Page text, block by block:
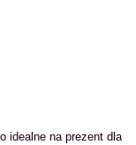
idealne na prezent dla